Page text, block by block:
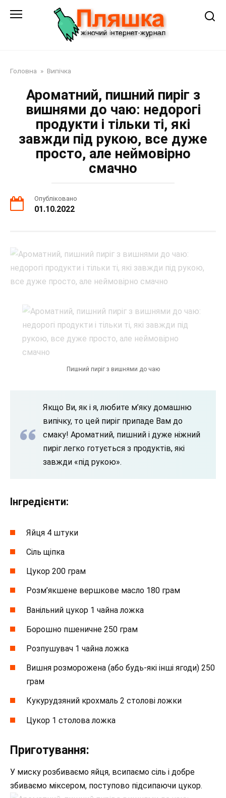
Головна » Випічка
Ароматний, пишний пиріг з
вишнями до чаю: недорогі
продукти і тільки ті, які
завжди під рукою, все дуже
просто, але неймовірно
смачно
Опубліковано
01.10.2022
Пишний пиріг з вишнями до чаю
Якщо Ви, як і я, любите м’яку домашню
випічку, то цей пиріг припаде Вам до
смаку! Ароматний, пишний і дуже ніжний
пиріг легко готується з продуктів, які
завжди «під рукою».
Інгредієнти:
Яйця 4 штуки
Сіль щіпка
Цукор 200 грам
Розм’якшене вершкове масло 180 грам
Ванільний цукор 1 чайна ложка
Борошно пшеничне 250 грам
Розпушувач 1 чайна ложка
Вишня розморожена (або будь-які інші ягоди) 250
грам
Кукурудзяний крохмаль 2 столові ложки
Цукор 1 столова ложка
Приготування:
У миску розбиваємо яйця, всипаємо сіль і добре
збиваємо міксером, поступово підсипаючи цукор.